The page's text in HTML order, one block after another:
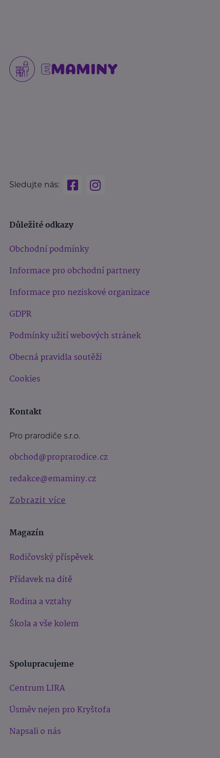
Sledujte nás:
Důležité odkazy
Obchodní podmínky
Informace pro obchodní partnery
Informace pro neziskové organizace
GDPR
Podmínky užití webových stránek
Obecná pravidla soutěží
Cookies
Kontakt
Pro prarodiče s.r.o.
obchod@proprarodice.cz
redakce@emaminy.cz
Zobrazit více
Magazín
Rodičovský příspěvek
Přídavek na dítě
Rodina a vztahy
Škola a vše kolem
Spolupracujeme
Centrum LIRA
Úsměv nejen pro Kryštofa
Napsali o nás